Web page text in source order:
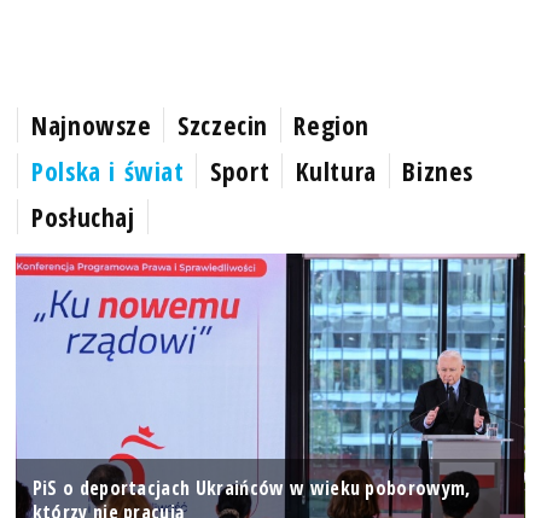
Najnowsze Szczecin
Region
Polska i świat
Sport Kultura
Biznes
Posłuchaj
PiS o deportacjach Ukraińców w wieku poborowym,
którzy nie pracują